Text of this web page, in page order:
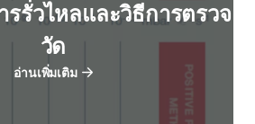
รรั่วไหลและวิธีการตรวจ
วัด
อ่านเพิ่มเติม